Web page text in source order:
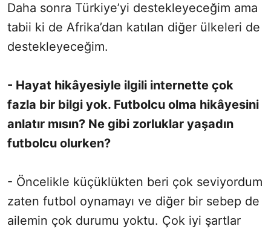
Daha sonra Türkiye’yi destekleyeceğim ama
tabii ki de Afrika’dan katılan diğer ülkeleri de
destekleyeceğim.
- Hayat hikâyesiyle ilgili internette çok
fazla bir bilgi yok. Futbolcu olma hikâyesini
anlatır mısın? Ne gibi zorluklar yaşadın
futbolcu olurken?
- Öncelikle küçüklükten beri çok seviyordum
zaten futbol oynamayı ve diğer bir sebep de
ailemin çok durumu yoktu. Çok iyi şartlar